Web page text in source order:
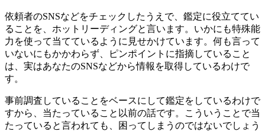
依頼者のSNSなどをチェックしたうえで、鑑定に役立ててい
ることを、ホットリーディングと言います。いかにも特殊能
力を使って当てているように見せかけています。何も言って
いないにもかかわらず、ピンポイントに指摘していること
は、実はあなたのSNSなどから情報を取得しているわけで
す。
事前調査していることをベースにして鑑定をしているわけで
すから、当たっていること以前の話です。こういうことで当
たっていると言われても、困ってしまうのではないでしょう